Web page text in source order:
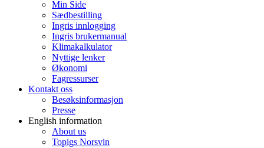
Min Side
Sædbestilling
Ingris innlogging
Ingris brukermanual
Klimakalkulator
Nyttige lenker
Økonomi
Fagressurser
Kontakt oss
Besøksinformasjon
Presse
English information
About us
Topigs Norsvin